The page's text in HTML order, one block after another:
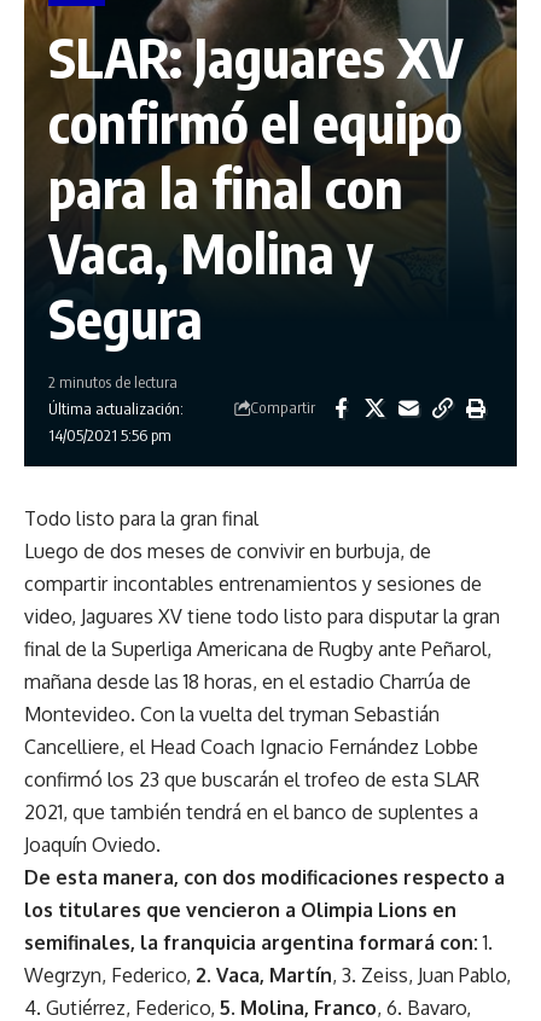
SLAR: Jaguares XV
confirmó el equipo
para la final con
Vaca, Molina y
Segura
Última actualización:
14/05/2021 5:56 pm
2 minutos de lectura
Compartir
Todo listo para la gran final
Luego de dos meses de convivir en burbuja, de
compartir incontables entrenamientos y sesiones de
video, Jaguares XV tiene todo listo para disputar la gran
final de la Superliga Americana de Rugby ante Peñarol,
mañana desde las 18 horas, en el estadio Charrúa de
Montevideo. Con la vuelta del tryman Sebastián
Cancelliere, el Head Coach Ignacio Fernández Lobbe
confirmó los 23 que buscarán el trofeo de esta SLAR
2021, que también tendrá en el banco de suplentes a
Joaquín Oviedo.
De esta manera, con dos modificaciones respecto a
los titulares que vencieron a Olimpia Lions en
semifinales, la franquicia argentina formará con: 1.
Wegrzyn, Federico, 2. Vaca, Martín, 3. Zeiss, Juan Pablo,
4. Gutiérrez, Federico, 5. Molina, Franco, 6. Bavaro,